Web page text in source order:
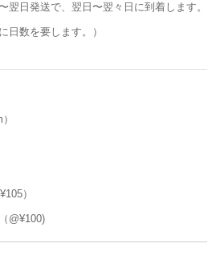
翌日発送で、翌日〜翌々日に到着します。
日数を要します。）
）
@¥100)